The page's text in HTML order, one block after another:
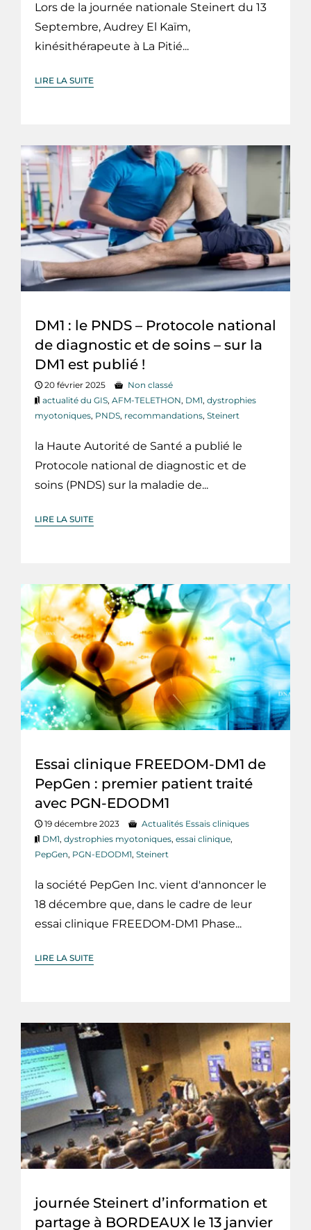
Lors de la journée nationale Steinert du 13
Septembre, Audrey El Kaïm,
kinésithérapeute à La Pitié...
LIRE LA SUITE
DM1 : le PNDS – Protocole national
de diagnostic et de soins – sur la
DM1 est publié !
20 février 2025
Non classé
actualité du GIS, AFM-TELETHON, DM1, dystrophies
myotoniques, PNDS, recommandations, Steinert
la Haute Autorité de Santé a publié le
Protocole national de diagnostic et de
soins (PNDS) sur la maladie de...
LIRE LA SUITE
Essai clinique FREEDOM-DM1 de
PepGen : premier patient traité
avec PGN-EDODM1
19 décembre 2023
Actualités Essais cliniques
DM1, dystrophies myotoniques, essai clinique,
PepGen, PGN-EDODM1, Steinert
la société PepGen Inc. vient d'annoncer le
18 décembre que, dans le cadre de leur
essai clinique FREEDOM-DM1 Phase...
LIRE LA SUITE
journée Steinert d’information et
partage à BORDEAUX le 13 janvier